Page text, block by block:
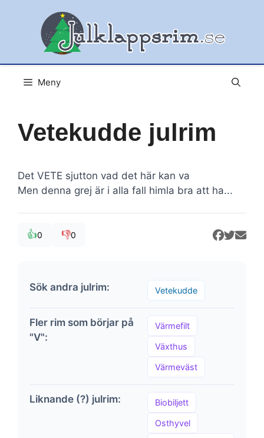
Meny
Vetekudde julrim
Det VETE sjutton vad det här kan va
Men denna grej är i alla fall himla bra att ha...
👍0 👎0
Sök andra julrim: Vetekudde
Fler rim som börjar på
"V":
Värmefilt
Växthus
Värmeväst
Liknande (?) julrim: Biobiljett
Osthyvel